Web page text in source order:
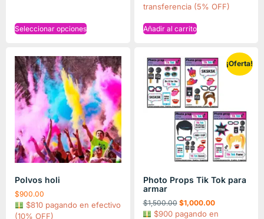
Seleccionar opciones
transferencia (5% OFF)
Añadir al carrito
Polvos holi
$900.00
$810 pagando en efectivo
(10% OFF)
¡Oferta!
Photo Props Tik Tok para
armar
$1,500.00 $1,000.00
$900 pagando en